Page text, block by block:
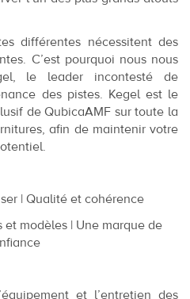
différentes nécessitent des
C’est pourquoi nous nous
le leader incontesté de
des pistes. Kegel est le
de QubicaAMF sur toute la
afin de maintenir votre
| Qualité et cohérence
modèles | Une marque de
et l’entretien des